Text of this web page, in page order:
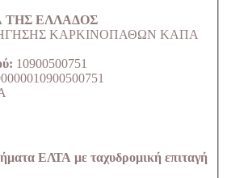
ΤΗΣ ΕΛΛΑΔΟΣ
ΚΑΡΚΙΝΟΠΑΘΩΝ ΚΑΠΑ
10900500751
ΕΛΤΑ με ταχυδρομική επιταγή